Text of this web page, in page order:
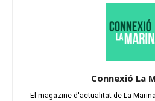
Connexió La
El magazine d'actualitat de La